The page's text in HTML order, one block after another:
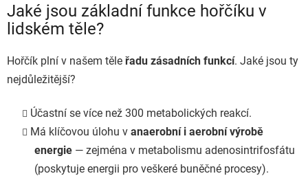
Jaké jsou základní funkce hořčíku v
lidském těle?
Hořčík plní v našem těle řadu zásadních funkcí. Jaké jsou ty
nejdůležitější?
Účastní se více než 300 metabolických reakcí.
Má klíčovou úlohu v anaerobní i aerobní výrobě
energie — zejména v metabolismu adenosintrifosfátu
(poskytuje energii pro veškeré buněčné procesy).